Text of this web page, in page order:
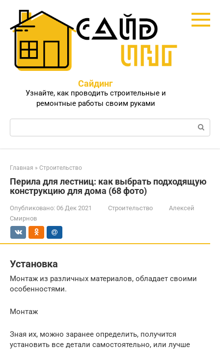
контенту
Сайдинг
Узнайте, как проводить строительные и
ремонтные работы своим руками
Поиск:
Главная » Строительство
Перила для лестниц: как выбрать подходящую
конструкцию для дома (68 фото)
Опубликовано: 06 Дек 2021 Строительство
Алексей
Смирнов
Установка
Монтаж из различных материалов, обладает своими
особенностями.
Монтаж
Зная их, можно заранее определить, получится
установить все детали самостоятельно, или лучше